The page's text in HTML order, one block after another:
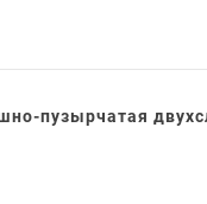
пузырчатая